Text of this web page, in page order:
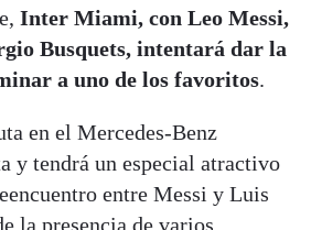
Inter Miami, con Leo Messi,
Busquets, intentará dar la
a uno de los favoritos.
en el Mercedes-Benz
y tendrá un especial atractivo
entre Messi y Luis
la presencia de varios